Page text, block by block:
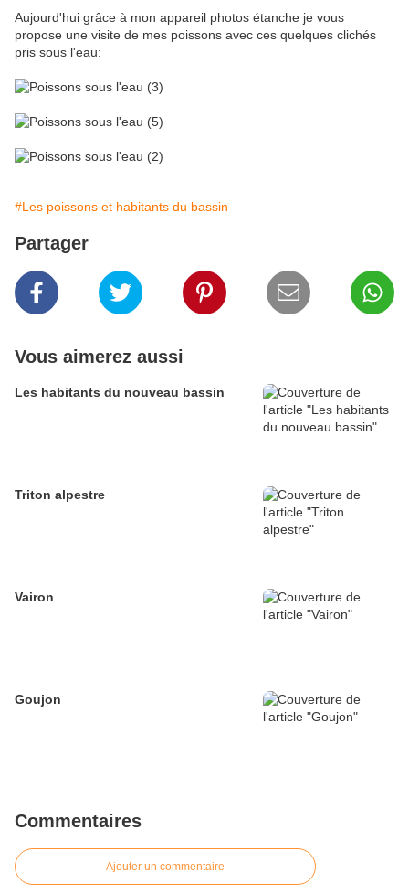
Aujourd'hui grâce à mon appareil photos étanche je vous
propose une visite de mes poissons avec ces quelques clichés
pris sous l'eau:
#Les poissons et habitants du bassin
Partager
Vous aimerez aussi
Les habitants du nouveau bassin
Triton alpestre
Vairon
Goujon
Commentaires
Ajouter un commentaire